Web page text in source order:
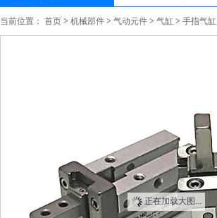
当前位置： 首页 > 机械部件 > 气动元件 > 气缸 > 手指气缸
正在加载大图...